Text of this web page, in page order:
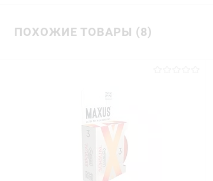
ПОХОЖИЕ ТОВАРЫ (8)